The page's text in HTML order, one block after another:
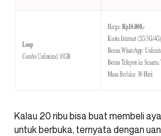
Kalau 20 ribu bisa buat membeli
untuk berbuka, ternyata dengan